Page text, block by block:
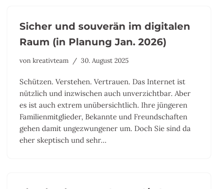
Sicher und souverän im digitalen
Raum (in Planung Jan. 2026)
von kreativteam 30. August 2025
Schützen. Verstehen. Vertrauen. Das Internet ist
nützlich und inzwischen auch unverzichtbar. Aber
es ist auch extrem unübersichtlich. Ihre jüngeren
Familienmitglieder, Bekannte und Freundschaften
gehen damit ungezwungener um. Doch Sie sind da
eher skeptisch und sehr…